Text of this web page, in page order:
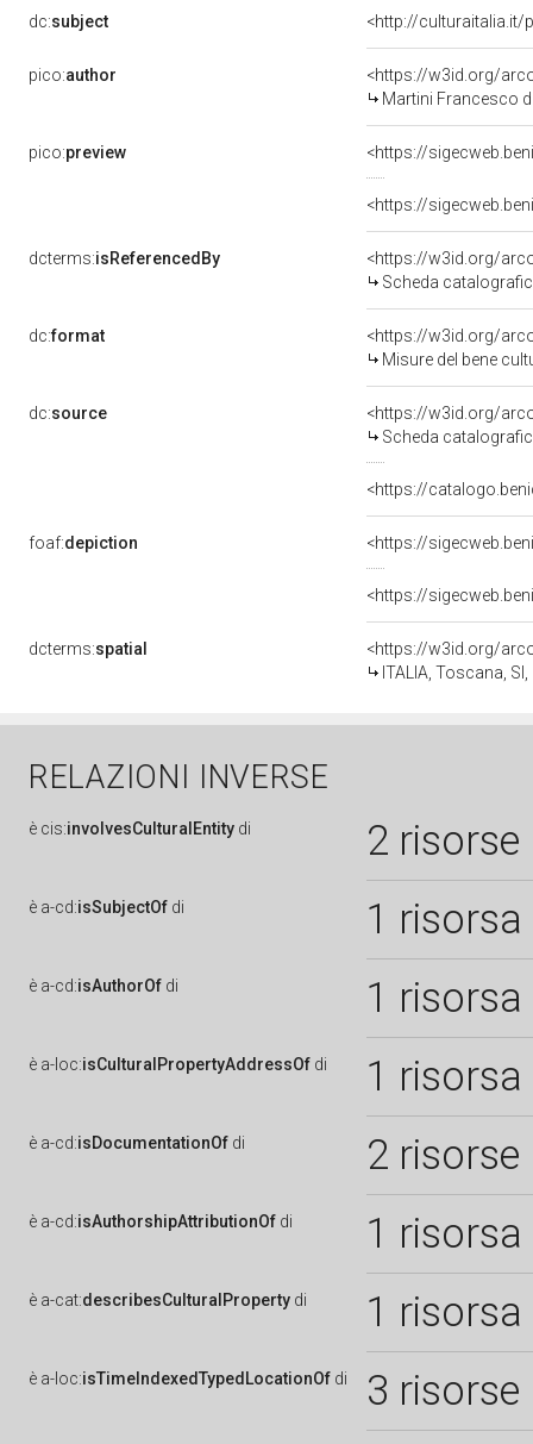
dc:subject <http://culturaitalia.it/
pico:author
<https://w3id.org/
Martini Francesco
pico:preview
<https://
dcterms:isReferencedBy
<https://w3id.org/
Scheda
dc:format
<https://w3id.org/
Misure del bene
dc:source
<https://w3id.org/
Scheda
<https://
foaf:depiction
<https://
dcterms:spatial
<https://w3id.org/
ITALIA, Toscana, SI,
RELAZIONI INVERSE
è cis:involvesCulturalEntity di 2 risorse
è a-cd:isSubjectOf di 1 risorsa
è a-cd:isAuthorOf di 1 risorsa
è a-loc:isCulturalPropertyAddressOf di 1 risorsa
è a-cd:isDocumentationOf di 2 risorse
è a-cd:isAuthorshipAttributionOf di 1 risorsa
è a-cat:describesCulturalProperty di 1 risorsa
è a-loc:isTimeIndexedTypedLocationOf di 3 risorse